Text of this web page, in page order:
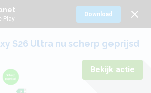
Play
Download
S26 Ultra nu scherp geprijsd
Bekijk actie